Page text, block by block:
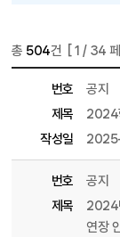
총 504건 [1 / 34
번호
공지
제목
2024
작성일
번호
공지
제목
2024
연장